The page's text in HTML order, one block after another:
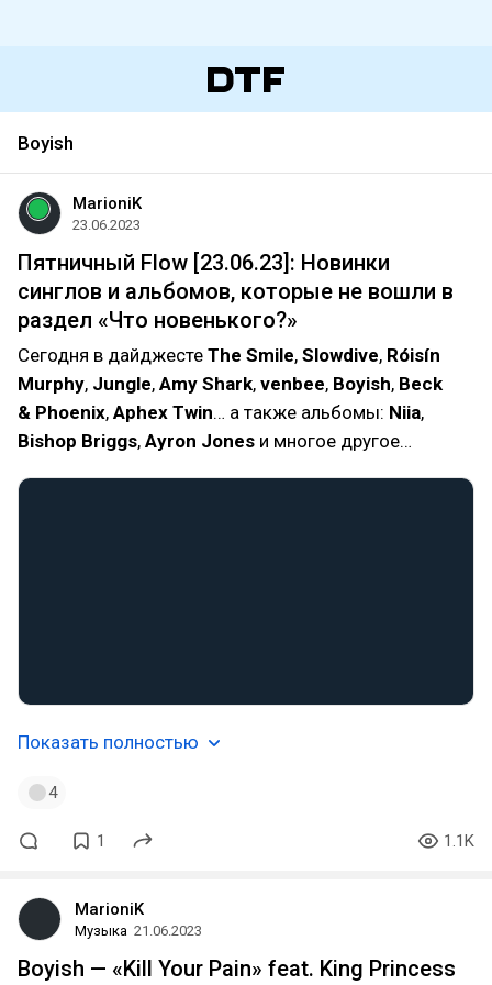
Boyish
MarioniK
23.06.2023
Пятничный Flow [23.06.23]: Новинки
синглов и альбомов, которые не вошли в
раздел «Что новенького?»
Сегодня в дайджесте The Smile, Slowdive, Róisín
Murphy, Jungle, Amy Shark, venbee, Boyish, Beck
& Phoenix, Aphex Twin… а также альбомы: Niia,
Bishop Briggs, Ayron Jones и многое другое…
Показать полностью
4
1 1.1K
MarioniK
Музыка 21.06.2023
Boyish — «Kill Your Pain» feat. King Princess